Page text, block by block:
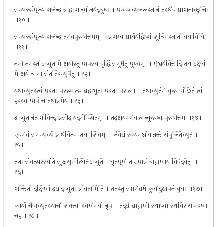
सभ्यक्संपूज्य राजेन्द्र ब्राह्मणान्भोजयेद्‍बुधः । पञ्चगव्यजलस्त्रानं तस्थैव प्राशनाच्छुचिः
॥१०॥
सभ्यक्संपूज्य राजेन्द्र तमेवपुरुषोत्तमम् ‍ । प्रणम्य प्रार्थयेद्विष्णं शुचिः स्त्रातो यथाविधि
॥११॥
नमो नमस्तोऽच्युत मे क्षयोस्तु पापस्य वृद्धिं समुषैतु पुण्वम् ‍ । ऐश्वर्यवित्तादि तथाऽक्षयं
मे क्षयं च मा संततिरभ्युपैतु ॥१२॥
यथाच्युतस्त्वं परतः परस्मात्स ब्रह्मभूतः परतः परात्मा । तथाच्युतंमे कुरु वांछितं त्वं
हरस्व पापं च तथाप्रमेय ॥१३॥
अच्युतानंत गोविन्द प्रसीद यदभीप्सितम् ‍ । तदक्षयममेयात्मन्कुरुष्व पुरुषोत्तम ॥१४॥
एवमेवं समभ्यर्च्य प्रार्थयित्वा तथा शिवम् ‍ । नैवेद्यं स्वयमश्नीयान्नक्तं संपूजितेच्युते ॥
१५॥
ततः संवत्सरस्यांते सुखसुप्तोत्थितेऽच्युते । घृतपूर्णं ताम्रपाव्रं बाह्मणाय विवेदयेत् ‍ ॥
१६॥
शक्तितो दक्षिणां दद्यादच्युतः प्रीयतामिति । ततस्तु सप्तमेव्रर्षे कुर्यादुद्यापनं बुधः ॥१७॥
कार्या चैवाच्युतस्यार्चा शक्त्या स्वर्णमयी नृप । तदग्रे ब्राह्मणी स्थाप्या स्थविरासाभरणा
चह ॥१८॥